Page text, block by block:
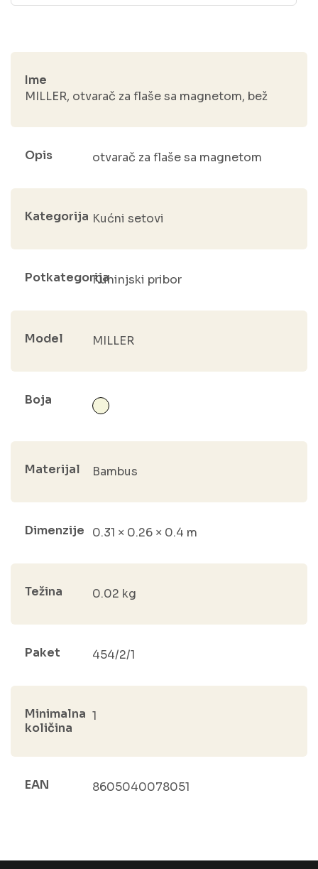
Ime
MILLER, otvarač za flaše sa magnetom, bež
Opis otvarač za flaše sa magnetom
Kategorija Kućni setovi
PotkategorijaKuhinjski pribor
Model MILLER
Boja
Materijal Bambus
Dimenzije 0.31 × 0.26 × 0.4 m
Težina 0.02 kg
Paket 454/2/1
Minimalna
količina
1
EAN 8605040078051